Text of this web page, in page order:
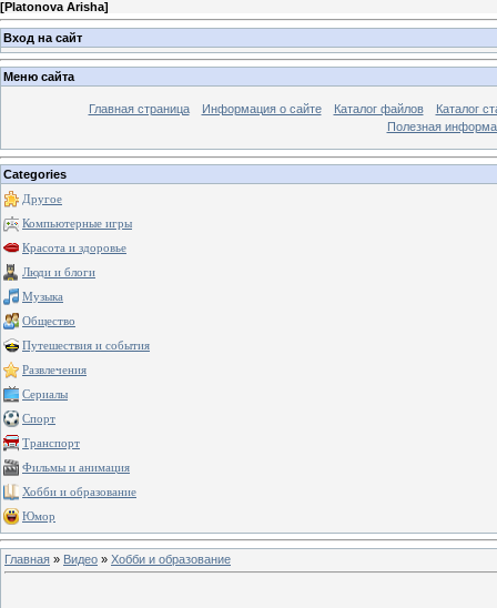
[Platonova Arisha]
Вход на сайт
Меню сайта
Главная страница Информация о сайте Каталог файлов
Каталог
Полезная
Categories
Другое
Компьютерные игры
Красота и здоровье
Люди и блоги
Музыка
Общество
Путешествия и события
Развлечения
Сериалы
Спорт
Транспорт
Фильмы и анимация
Хобби и образование
Юмор
Главная » Видео » Хобби и образование